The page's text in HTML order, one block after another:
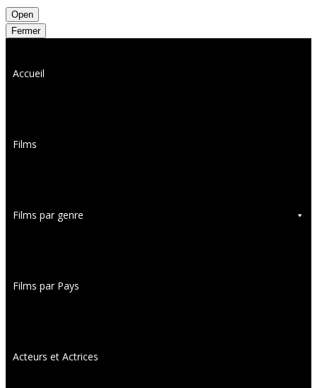
Open
Fermer
Accueil
Films
Films par genre
Films par Pays
Acteurs et Actrices